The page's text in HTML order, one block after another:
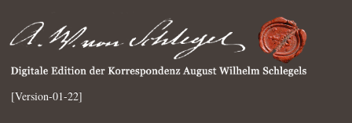
[Version-01-22]